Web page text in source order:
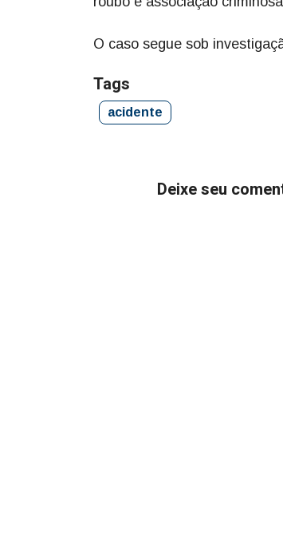
O caso segue sob
Tags
acidente
Deixe seu